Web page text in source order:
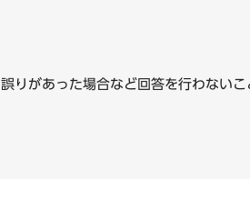
誤りがあった場合など回答を行わ